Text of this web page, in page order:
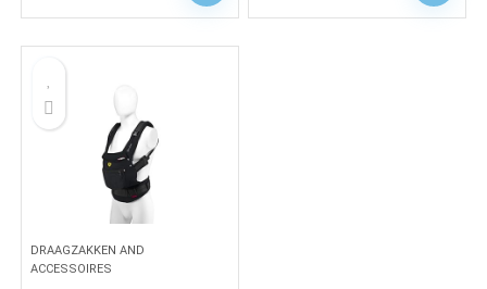
DRAAGZAKKEN AND
ACCESSOIRES